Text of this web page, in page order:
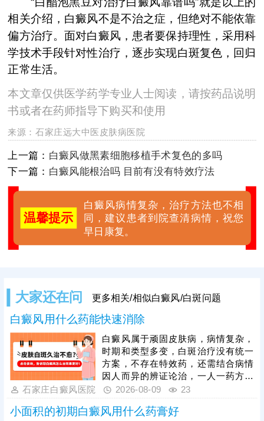
相关介绍，白癜风不是不治之症，但绝对不能依靠
偏方治疗。面对白癜风，患者要保持理性，采用科
学技术手段针对性治疗，逐步实现白斑复色，回归
正常生活。
本文章仅供医学药学专业人士阅读，请按药品说明
书或者在药师指导下购买和使用
来源：石家庄远大中医皮肤病医院
上一篇： 白癜风做黑素细胞移植手术复色的多吗
下一篇： 白癜风能根治吗 目前有没有特效疗法
温馨提示
白癜风病情复杂，治疗方法也不相
同，建议患者到院查清病情，祝您
早日康复。
大家还在问 更多相关/相似白癜风/白斑问题
白癜风用什么药能快速消除
白癜风属于顽固皮肤病，病情复杂，
时期和类型多变，白斑治疗没有统一
方案，不存在特效药，还需结合病情
因人而异的辨证论治，一人一药方，
令治疗充分发挥作用。其次，白癜风
行，双管齐下，有利于增强疗效，缩
石家庄白癜风医院 2026-08-09 23
小面积的初期白癜风用什么药膏好